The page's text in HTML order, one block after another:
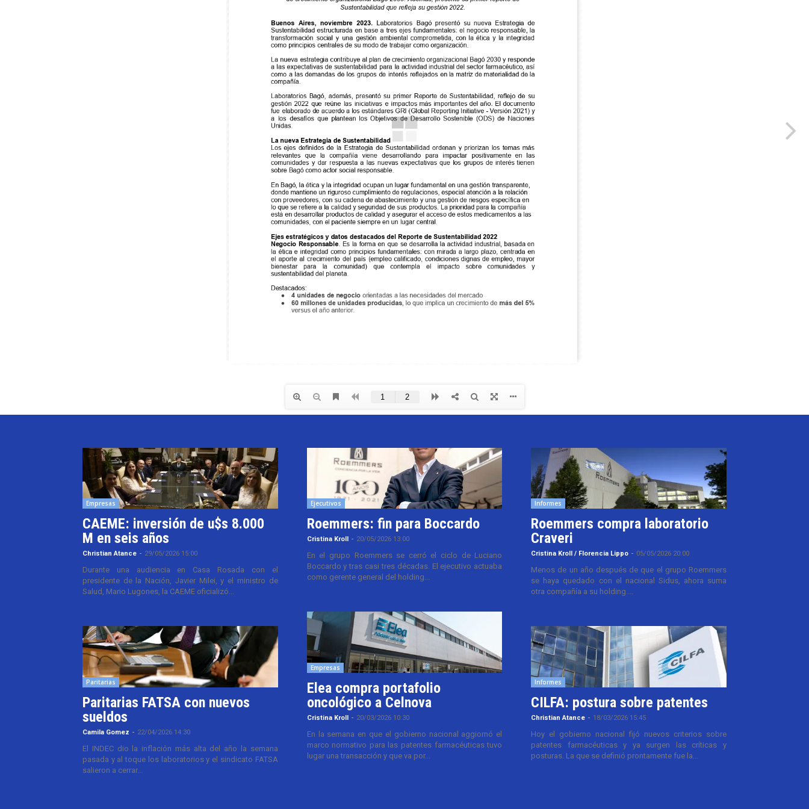
Empresas
CAEME: inversión de u$s 8.000
M en seis años
Christian Atance - 29/05/2026 15:00
Durante una audiencia en Casa Rosada con el
presidente de la Nación, Javier Milei, y el ministro de
Salud, Mario Lugones, la CAEME oficializó...
Paritarias
Paritarias FATSA con nuevos
sueldos
Camila Gomez - 22/04/2026 14:30
El INDEC dio la inflación más alta del año la semana
pasada y al toque los laboratorios y el sindicato FATSA
salieron a cerrar...
Ejecutivos
Roemmers: fin para Boccardo
Cristina Kroll - 20/05/2026 13:00
En el grupo Roemmers se cerró el ciclo de Luciano
Boccardo y tras casi tres décadas. El ejecutivo actuaba
como gerente general del holding...
Empresas
Elea compra portafolio
oncológico a Celnova
Cristina Kroll - 20/03/2026 10:30
En la semana en que el gobierno nacional aggiornó el
marco normativo para las patentes farmacéuticas tuvo
lugar una transacción y que va por...
Informes
Roemmers compra laboratorio
Craveri
Cristina Kroll / Florencia Lippo - 05/05/2026 20:00
Menos de un año después de que el grupo Roemmers
se haya quedado con el nacional Sidus, ahora suma
otra compañía a su holding....
Informes
CILFA: postura sobre patentes
Christian Atance - 18/03/2026 15:45
Hoy el gobierno nacional fijó nuevos criterios sobre
patentes farmacéuticas y ya surgen las críticas y
posturas. La que se definió prontamente fue la...